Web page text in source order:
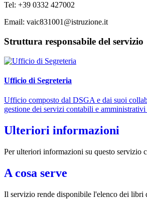
Tel: +39 0332 427002
Email: vaic831001@istruzione.it
Struttura responsabile del servizio
Ufficio di Segreteria
Ufficio composto dal DSGA e dai suoi
gestione dei servizi contabili e
Ulteriori informazioni
Per ulteriori informazioni su questo servizio
A cosa serve
Il servizio rende disponibile l'elenco dei libri